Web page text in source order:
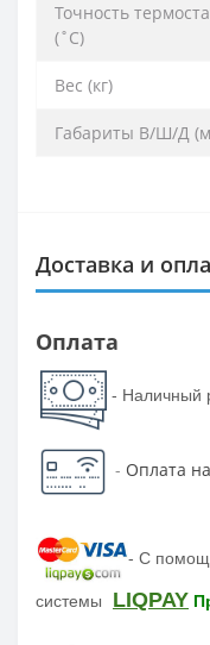
Точность
(˚С)
Вес (кг)
Габариты В/Ш/Д
Доставка и
Оплата
- Наличный
- Оплата
- С
системы LIQPAY